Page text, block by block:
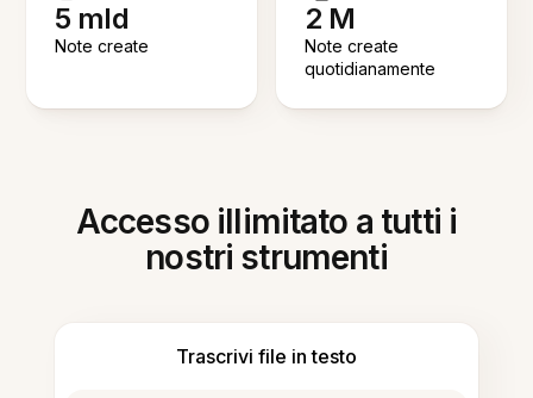
5 mld
Note create
2 M
Note create
quotidianamente
Accesso illimitato a tutti i
nostri strumenti
Trascrivi file in testo